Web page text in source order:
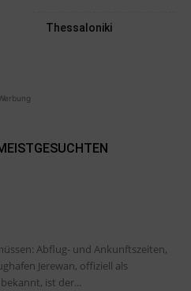
Thessaloniki
ist der...